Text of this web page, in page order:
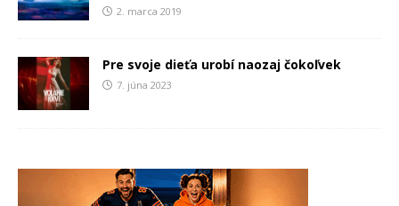
2. marca 2019
Pre svoje dieťa urobí naozaj čokoľvek
7. júna 2023